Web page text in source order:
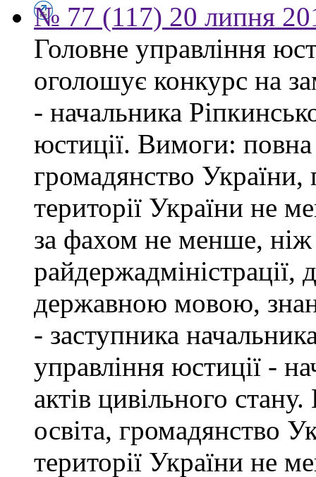
№ 77 (117) 20 липня
Головне управління
оголошує конкурс на
- начальника
юстиції. Вимоги:
громадянство
території України не
за фахом не менше,
райдержадміністрації,
державною мовою,
- заступника
управління юстиції -
актів цивільного
освіта, громадянство
території України не